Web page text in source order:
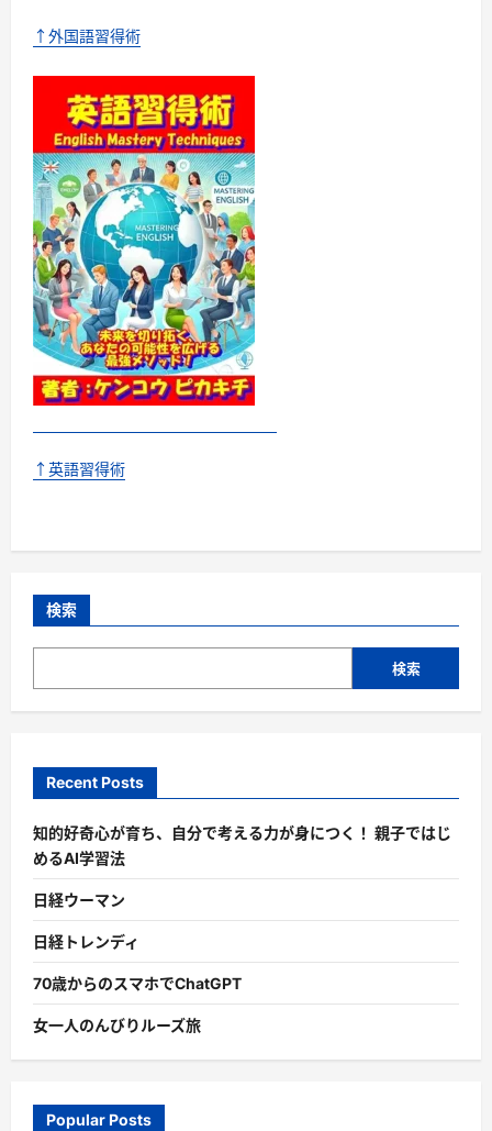
↑外国語習得術
↑英語習得術
検索
検索
Recent Posts
知的好奇心が育ち、自分で考える力が身につく！ 親子ではじ
めるAI学習法
日経ウーマン
日経トレンディ
70歳からのスマホでChatGPT
女一人のんびりルーズ旅
Popular Posts